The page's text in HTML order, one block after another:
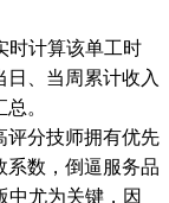
时计算该单工时
、当周累计收入
。
评分技师拥有优先
系数，倒逼服务品
中尤为关键，因